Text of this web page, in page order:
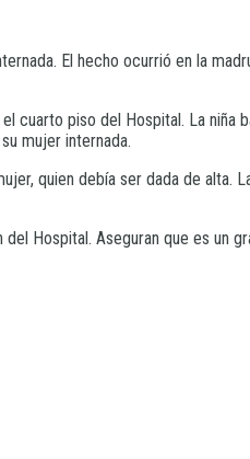
El hecho ocurrió en la
cuarto piso del Hospital. La niña
mujer internada.
quien debía ser dada de alta.
Hospital. Aseguran que es un